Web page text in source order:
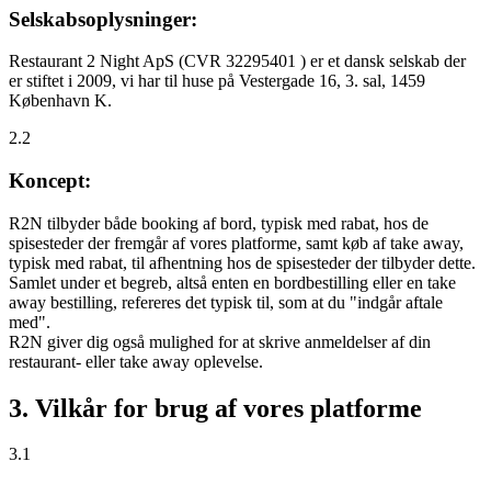
Selskabsoplysninger:
Restaurant 2 Night ApS (CVR 32295401 ) er et dansk selskab der
er stiftet i 2009, vi har til huse på Vestergade 16, 3. sal, 1459
København K.
2.2
Koncept:
R2N tilbyder både booking af bord, typisk med rabat, hos de
spisesteder der fremgår af vores platforme, samt køb af take away,
typisk med rabat, til afhentning hos de spisesteder der tilbyder dette.
Samlet under et begreb, altså enten en bordbestilling eller en take
away bestilling, refereres det typisk til, som at du "indgår aftale
med".
R2N giver dig også mulighed for at skrive anmeldelser af din
restaurant- eller take away oplevelse.
3. Vilkår for brug af vores platforme
3.1